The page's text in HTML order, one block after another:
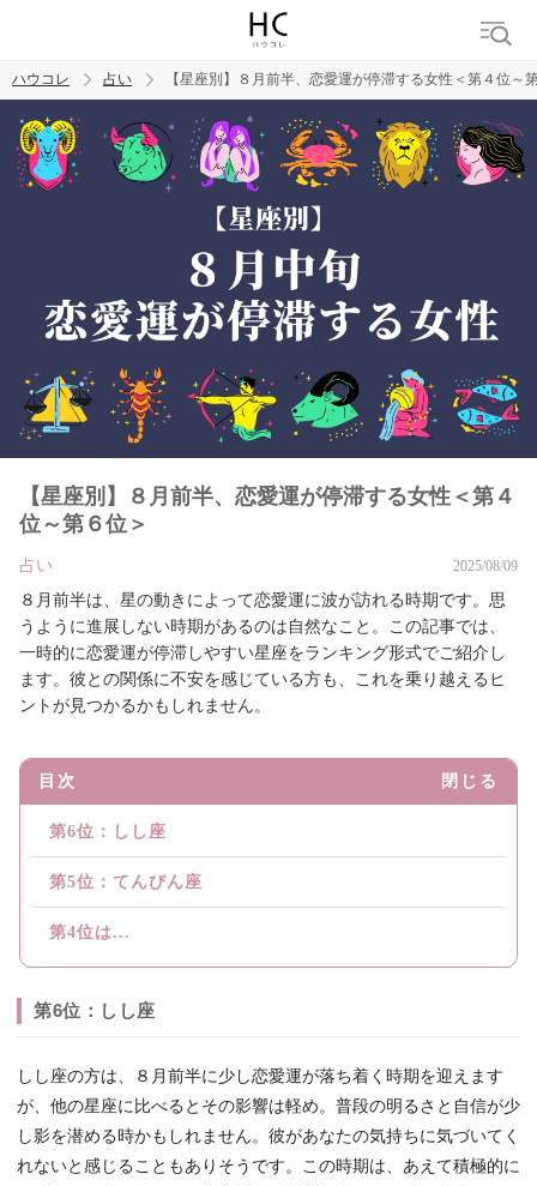
ハウコレ 占い 【星座別】８月前半、恋愛運が停滞する女性＜第４位～
【星座別】８月前半、恋愛運が停滞する女性＜第４
位～第６位＞
占い 2025/08/09
８月前半は、星の動きによって恋愛運に波が訪れる時期です。思
うように進展しない時期があるのは自然なこと。この記事では、
一時的に恋愛運が停滞しやすい星座をランキング形式でご紹介し
ます。彼との関係に不安を感じている方も、これを乗り越えるヒ
ントが見つかるかもしれません。
目次 閉じる
第6位：しし座
第5位：てんびん座
第4位は...
第6位：しし座
しし座の方は、８月前半に少し恋愛運が落ち着く時期を迎えます
が、他の星座に比べるとその影響は軽め。普段の明るさと自信が少
し影を潜める時かもしれません。彼があなたの気持ちに気づいてく
れないと感じることもありそうです。この時期は、あえて積極的に